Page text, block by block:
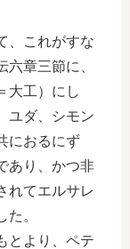
、これがすな
章三節に、
大工）にし
ユダ、シモン
におるにず
あり、かつ非
れてエルサレ
。
とより、ペテ